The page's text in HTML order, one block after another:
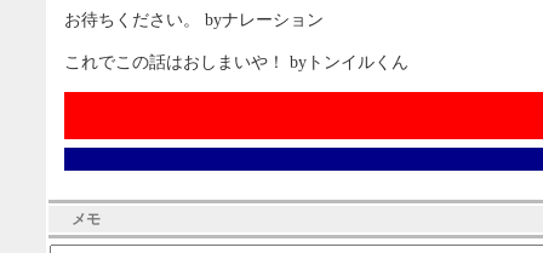
お待ちください。 byナレーション
これでこの話はおしまいや！ byトンイルくん
メモ